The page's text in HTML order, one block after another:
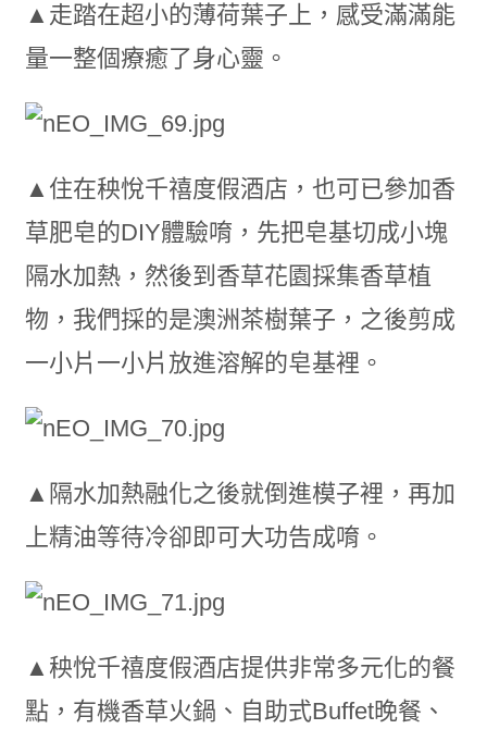
▲走踏在超小的薄荷葉子上，感受滿滿能
量一整個療癒了身心靈。
▲住在秧悅千禧度假酒店，也可已參加香
草肥皂的DIY體驗唷，先把皂基切成小塊
隔水加熱，然後到香草花園採集香草植
物，我們採的是澳洲茶樹葉子，之後剪成
一小片一小片放進溶解的皂基裡。
▲隔水加熱融化之後就倒進模子裡，再加
上精油等待冷卻即可大功告成唷。
▲秧悅千禧度假酒店提供非常多元化的餐
點，有機香草火鍋、自助式Buffet晚餐、